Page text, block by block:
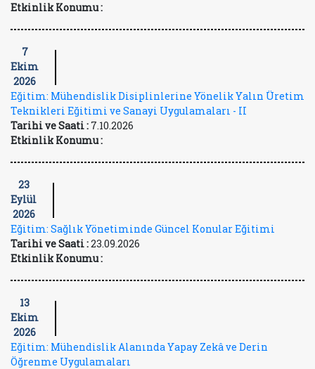
Etkinlik Konumu :
7
Ekim
2026
Eğitim: Mühendislik Disiplinlerine Yönelik Yalın Üretim
Teknikleri Eğitimi ve Sanayi Uygulamaları - II
Tarihi ve Saati : 7.10.2026
Etkinlik Konumu :
23
Eylül
2026
Eğitim: Sağlık Yönetiminde Güncel Konular Eğitimi
Tarihi ve Saati :23.09.2026
Etkinlik Konumu :
13
Ekim
2026
Eğitim: Mühendislik Alanında Yapay Zekâ ve Derin
Öğrenme Uygulamaları